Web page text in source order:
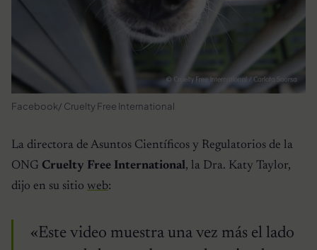
Facebook/ Cruelty Free International
La directora de Asuntos Científicos y Regulatorios de la
ONG Cruelty Free International, la Dra. Katy Taylor,
dijo en su sitio web:
«Este video muestra una vez más el lado